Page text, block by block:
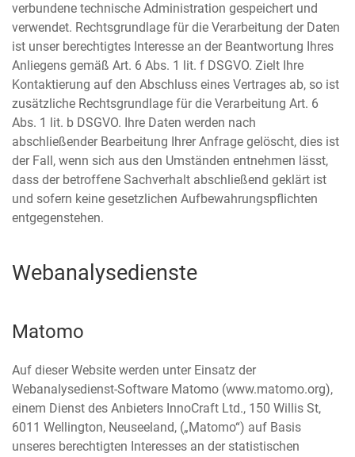
verbundene technische Administration gespeichert und
verwendet. Rechtsgrundlage für die Verarbeitung der Daten
ist unser berechtigtes Interesse an der Beantwortung Ihres
Anliegens gemäß Art. 6 Abs. 1 lit. f DSGVO. Zielt Ihre
Kontaktierung auf den Abschluss eines Vertrages ab, so ist
zusätzliche Rechtsgrundlage für die Verarbeitung Art. 6
Abs. 1 lit. b DSGVO. Ihre Daten werden nach
abschließender Bearbeitung Ihrer Anfrage gelöscht, dies ist
der Fall, wenn sich aus den Umständen entnehmen lässt,
dass der betroffene Sachverhalt abschließend geklärt ist
und sofern keine gesetzlichen Aufbewahrungspflichten
entgegenstehen.
Webanalysedienste
Matomo
Auf dieser Website werden unter Einsatz der
Webanalysedienst-Software Matomo (www.matomo.org),
einem Dienst des Anbieters InnoCraft Ltd., 150 Willis St,
6011 Wellington, Neuseeland, („Matomo“) auf Basis
unseres berechtigten Interesses an der statistischen